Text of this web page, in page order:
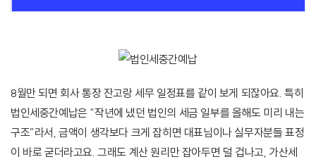
8월만 되면 회사 통장 잔고랑 세무 일정표를 같이 보게 되잖아요. 특히
법인세중간예납은 “작년에 냈던 법인의 세금 일부를 올해도 미리 내는
구조”라서, 금액이 생각보다 크게 잡히면 대표님이나 실무자분들 표정
이 바로 굳더라고요. 그래도 계산 원리만 잡아두면 덜 겁나고, 가산세